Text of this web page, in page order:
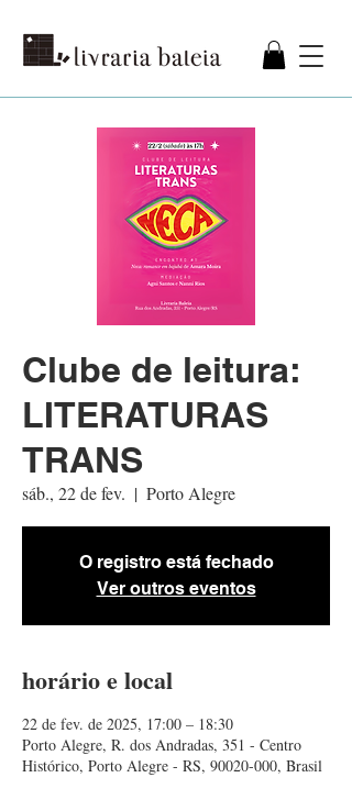
Clube de leitura:
LITERATURAS
TRANS
sáb., 22 de fev.
  |
Porto Alegre
O registro está fechado
Ver outros eventos
horário e local
22 de fev. de 2025, 17:00 – 18:30
Porto Alegre, R. dos Andradas, 351 - Centro
Histórico, Porto Alegre - RS, 90020-000, Brasil